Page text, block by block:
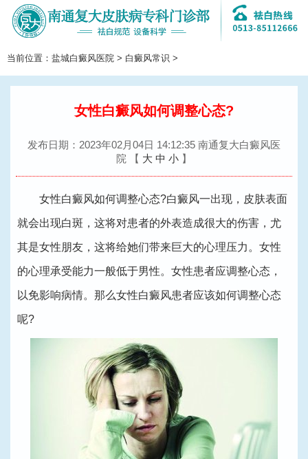
当前位置： 盐城白癜风医院 > 白癜风常识 >
换
导
女性白癜风如何调整心态?
发布日期：2023年02月04日 14:12:35 南通复大白癜风医
院
【 大 中 小 】
女性白癜风如何调整心态?白癜风一出现，皮肤表面
就会出现白斑，这将对患者的外表造成很大的伤害，尤
其是女性朋友，这将给她们带来巨大的心理压力。女性
的心理承受能力一般低于男性。女性患者应调整心态，
以免影响病情。那么女性白癜风患者应该如何调整心态
呢?